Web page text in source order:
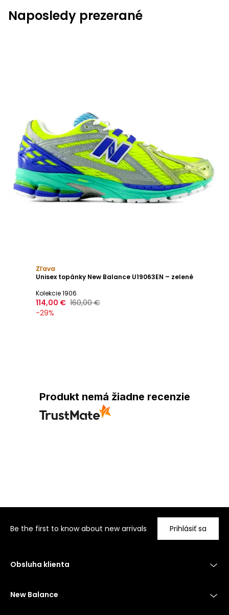
Naposledy prezerané
Zľava
Unisex topánky New Balance U19063EN – zelené
Kolekcie 1906
114,00 € 160,00 €
-29%
Produkt nemá žiadne recenzie
Be the first to know about new arrivals Prihlásiť sa
Obsluha klienta
New Balance